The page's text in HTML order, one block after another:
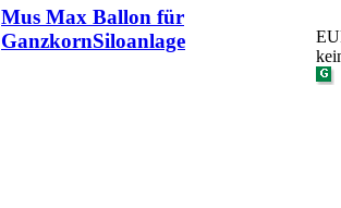
Mus Max Ballon für
GanzkornSiloanlage